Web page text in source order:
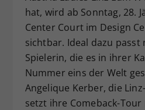
hat, wird ab Sonntag, 28.
Center Court im Design
sichtbar. Ideal dazu passt
Spielerin, die es in ihrer
Nummer eins der Welt
Angelique Kerber, die
setzt ihre Comeback-
Zweck
Dieser Wert
Einstellungen.
zufällig
historische
Webseiten-
hat.